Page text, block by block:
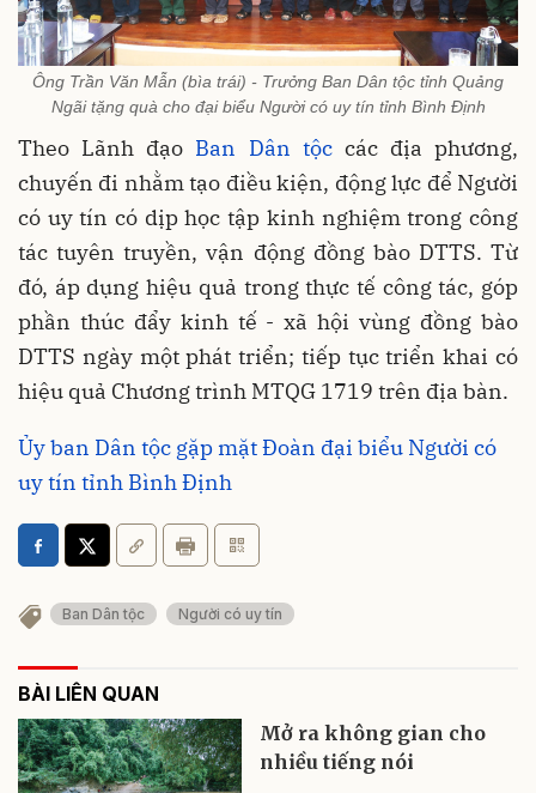
Ông Trần Văn Mẫn (bìa trái) - Trưởng Ban Dân tộc tỉnh Quảng
Ngãi tặng quà cho đại biểu Người có uy tín tỉnh Bình Định
Theo Lãnh đạo Ban Dân tộccác địa phương,
chuyến đi nhằm tạo điều kiện, động lực để Người
có uy tín có dịp học tập kinh nghiệm trong công
tác tuyên truyền, vận động đồng bào DTTS. Từ
đó, áp dụng hiệu quả trong thực tế công tác, góp
phần thúc đẩy kinh tế - xã hội vùng đồng bào
DTTS ngày một phát triển; tiếp tục triển khai có
hiệu quả Chương trình MTQG 1719 trên địa bàn.
Ủy ban Dân tộc gặp mặt Đoàn đại biểu Người có
uy tín tỉnh Bình Định
Ban Dân tộc Người có uy tín
BÀI LIÊN QUAN
Mở ra không gian cho
nhiều tiếng nói